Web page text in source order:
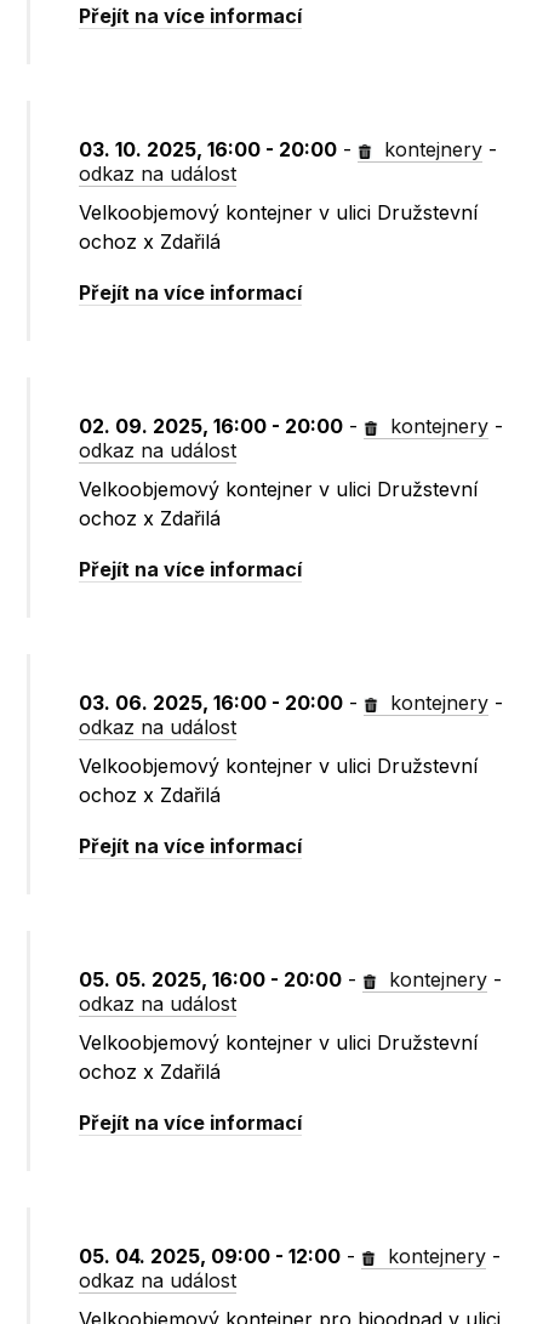
Přejít na více informací
03. 10. 2025, 16:00 - 20:00 - kontejnery -
odkaz na událost
Velkoobjemový kontejner v ulici Družstevní
ochoz x Zdařilá
Přejít na více informací
02. 09. 2025, 16:00 - 20:00 - kontejnery -
odkaz na událost
Velkoobjemový kontejner v ulici Družstevní
ochoz x Zdařilá
Přejít na více informací
03. 06. 2025, 16:00 - 20:00 - kontejnery -
odkaz na událost
Velkoobjemový kontejner v ulici Družstevní
ochoz x Zdařilá
Přejít na více informací
05. 05. 2025, 16:00 - 20:00 - kontejnery -
odkaz na událost
Velkoobjemový kontejner v ulici Družstevní
ochoz x Zdařilá
Přejít na více informací
05. 04. 2025, 09:00 - 12:00 - kontejnery -
odkaz na událost
Velkoobjemový kontejner pro bioodpad v ulici